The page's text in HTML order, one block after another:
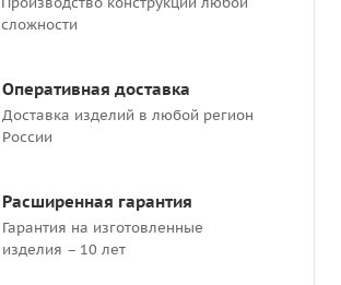
сложности
Оперативная доставка
Доставка изделий в любой регион
России
Расширенная гарантия
Гарантия на изготовленные
изделия – 10 лет